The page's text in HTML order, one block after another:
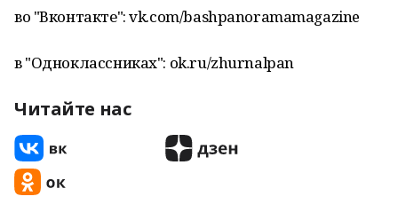
во "Вконтакте": vk.com/bashpanoramamagazine
в "Одноклассниках": ok.ru/zhurnalpan
Читайте нас